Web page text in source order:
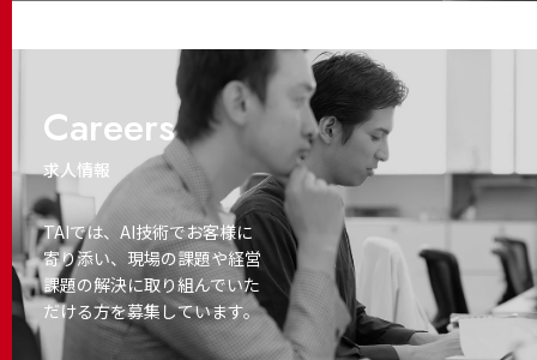
Careers
求人情報
TAIでは、AI技術でお客様に
寄り添い、 現場の課題や経営
課題の解決に取り組んでいた
だける方を募集しています。